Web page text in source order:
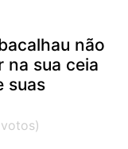
não
na sua ceia
suas